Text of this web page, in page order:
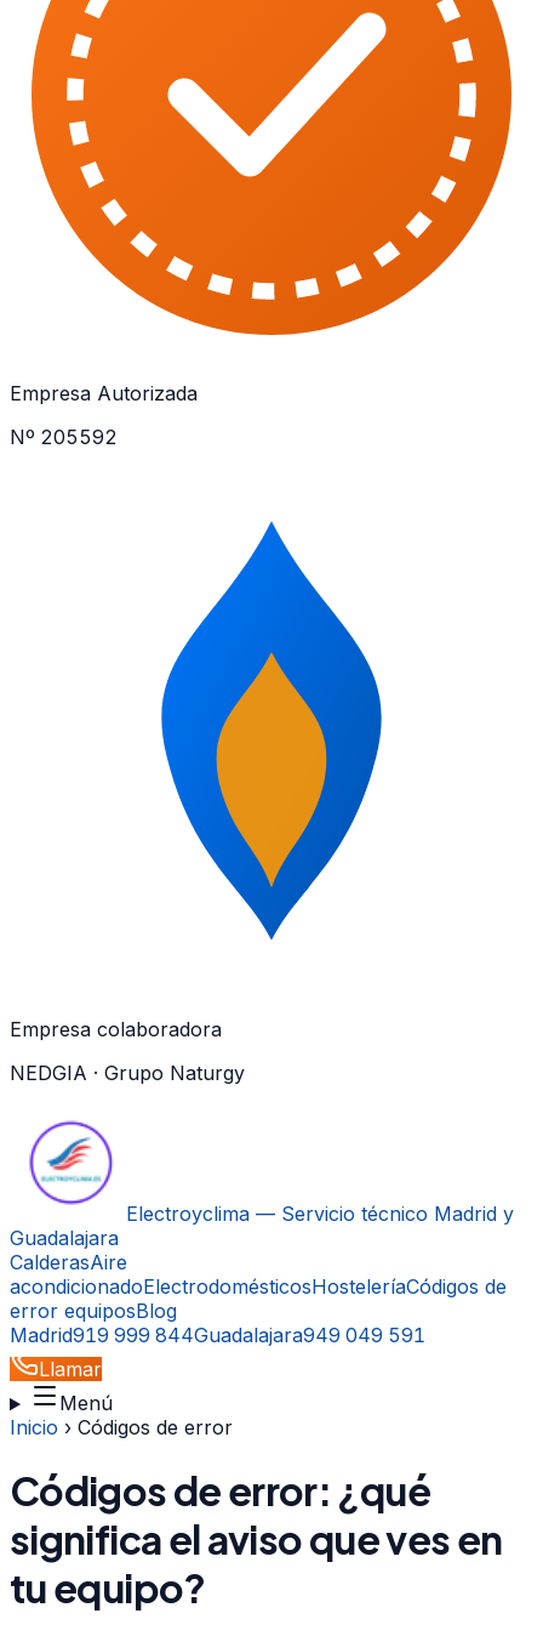
Empresa Autorizada
Nº 205592
Empresa colaboradora
NEDGIA · Grupo Naturgy
Electroyclima — Servicio técnico Madrid y
Guadalajara
CalderasAire
acondicionadoElectrodomésticosHosteleríaCódigos de
error equiposBlog
Madrid919 999 844Guadalajara949 049 591
Llamar
Menú
Inicio › Códigos de error
Códigos de error: ¿qué
significa el aviso que ves en
tu equipo?